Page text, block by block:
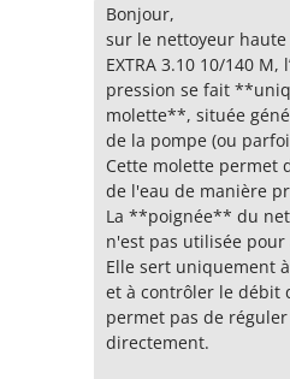
Bonjour,
sur le nettoyeur haute
EXTRA 3.10 10/140 M,
pression se fait
molette**, située
de la pompe (ou
Cette molette permet
de l'eau de manière
La **poignée** du
n'est pas utilisée
Elle sert uniquement
et à contrôler le débit
permet pas de
directement.